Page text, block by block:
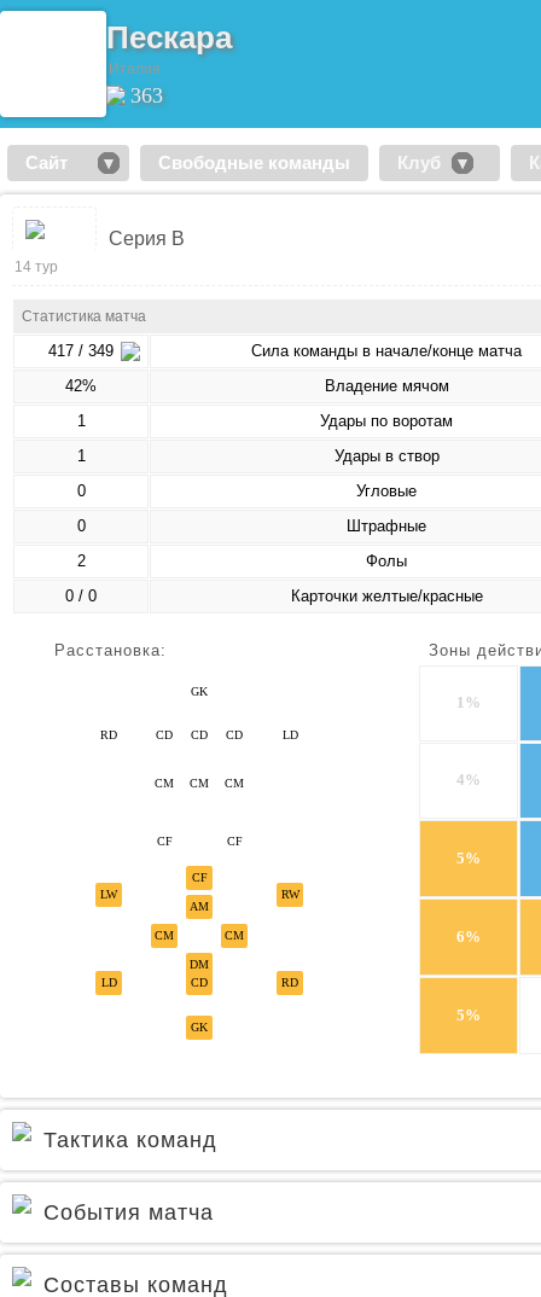
Пескара
Италия
363
Сайт Свободные команды Клуб
Серия В
14 тур
Статистика матча
417 / 349
Сила команды в начале/конце матча
42%
Владение мячом
1
Удары по воротам
1
Удары в створ
0
Угловые
0
Штрафные
2
Фолы
0 / 0
Карточки желтые/красные
Расстановка:
GK
LD
CD
CD
CD
RD
CM
CM
CM
CF
CF
GK
LD CD RD
DM
CM CM
LW
RW
AM
CF
Зоны
1%
4%
5%
6%
5%
Тактика команд
События матча
Составы команд